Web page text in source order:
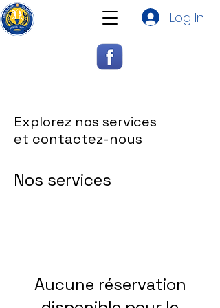
Log In
Explorez nos services
et contactez-nous
Nos services
Aucune réservation